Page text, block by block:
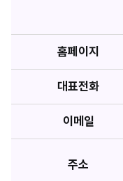
홈페이지
대표전화
이메일
주소